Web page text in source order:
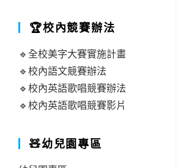
🏆校內競賽辦法
🔹全校美字大賽實施計畫
🔹校內語文競賽辦法
🔹校內英語歌唱競賽辦法
🔹校內英語歌唱競賽影片
🧸幼兒園專區